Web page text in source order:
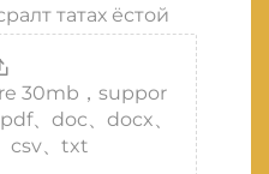
татах ёстой
30mb，suppor
、doc、docx、
csv、txt